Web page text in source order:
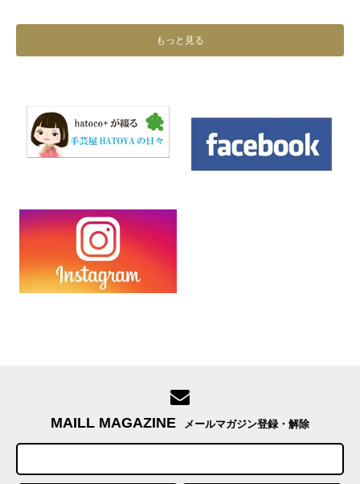
もっと見る
MAILL MAGAZINE メールマガジン登録・解除